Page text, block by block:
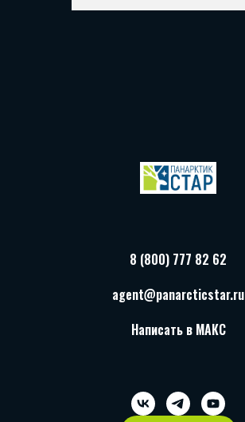
8 (800) 777 82 62
agent@panarcticstar.ru
Написать в МАКС